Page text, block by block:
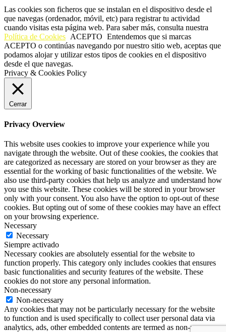
Las cookies son ficheros que se instalan en el dispositivo desde el
que navegas (ordenador, móvil, etc) para registrar tu actividad
cuando visitas esta página web. Para saber más, consulta nuestra
Política de Cookies ACEPTO Entendemos que si marcas
ACEPTO o continúas navegando por nuestro sitio web, aceptas que
podamos alojar y utilizar estos tipos de cookies en el dispositivo
desde el que navegas.
Privacy & Cookies Policy
Cerrar
Privacy Overview
This website uses cookies to improve your experience while you
navigate through the website. Out of these cookies, the cookies that
are categorized as necessary are stored on your browser as they are
essential for the working of basic functionalities of the website. We
also use third-party cookies that help us analyze and understand how
you use this website. These cookies will be stored in your browser
only with your consent. You also have the option to opt-out of these
cookies. But opting out of some of these cookies may have an effect
on your browsing experience.
Necessary
Necessary
Siempre activado
Necessary cookies are absolutely essential for the website to
function properly. This category only includes cookies that ensures
basic functionalities and security features of the website. These
cookies do not store any personal information.
Non-necessary
Non-necessary
Any cookies that may not be particularly necessary for the website
to function and is used specifically to collect user personal data via
analytics, ads, other embedded contents are termed as non-necessary